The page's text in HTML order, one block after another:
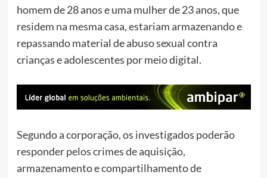
homem de 28 anos e uma mulher de 23 anos, que
residem na mesma casa, estariam armazenando e
repassando material de abuso sexual contra
crianças e adolescentes por meio digital.
Segundo a corporação, os investigados poderão
responder pelos crimes de aquisição,
armazenamento e compartilhamento de